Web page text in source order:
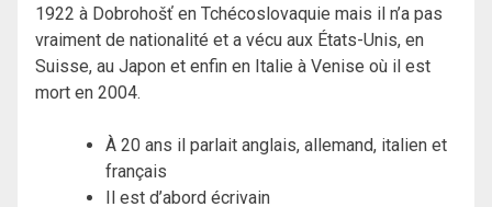
1922 à Dobrohošť en Tchécoslovaquie mais il n’a pas
vraiment de nationalité et a vécu aux États-Unis, en
Suisse, au Japon et enfin en Italie à Venise où il est
mort en 2004.
À 20 ans il parlait anglais, allemand, italien et
français
Il est d’abord écrivain